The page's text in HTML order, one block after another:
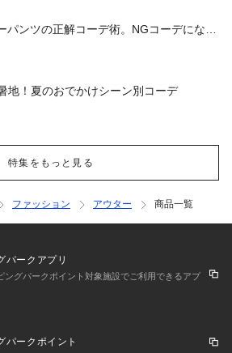
パンツの正解コーデ術。NGコーデになら
タイルまで徹底解説！
地！夏のおでかけシーン別コーデ
特集をもっと見る
ファッション アウター 商品一覧
パークアプリ
ングパークポイント対象施設でご利用できるアプ
パークポイント